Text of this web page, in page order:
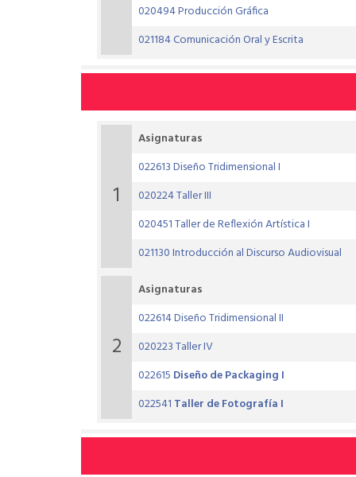
020494 Producción Gráfica
021184 Comunicación Oral y Escrita
1
Asignaturas
022613 Diseño Tridimensional I
020224 Taller III
020451 Taller de Reflexión Artística I
021130 Introducción al Discurso Audiovisual
2
Asignaturas
022614 Diseño Tridimensional II
020223 Taller IV
022615 Diseño de Packaging I
022541 Taller de Fotografía I